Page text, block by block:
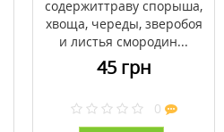
содержиттраву спорыша,
хвоща, череды, зверобоя
и листья смородин...
45 грн
0